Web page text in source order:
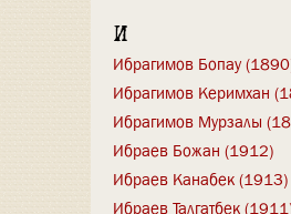
И
Ибрагимов Бопау
Ибрагимов Керимхан
Ибрагимов Мурзалы
Ибраев Божан (1912)
Ибраев Канабек (1913)
Ибраев Талгатбек